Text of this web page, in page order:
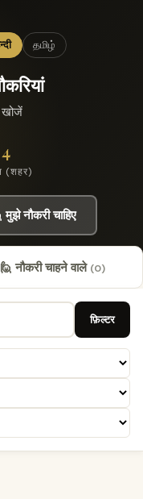
தமிழ்
खोजें
4
(शहर)
मुझे नौकरी चाहिए
🙋 नौकरी चाहने वाले (0)
फ़िल्टर